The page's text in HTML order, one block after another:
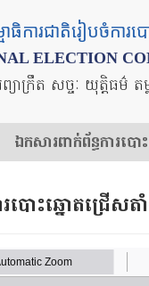
ធិការជាតិរៀបចំការ
ELECTION
យាក្រឹត សច្ចៈ យុត្តិធម៌ តម្
ឯកសារ​ពាក់ព័ន្ធ​ការ​បោ
បោះឆ្នោត​ជ្រើស